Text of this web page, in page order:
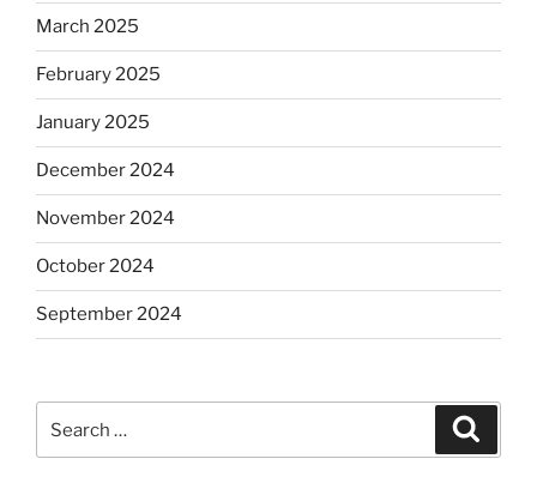
March 2025
February 2025
January 2025
December 2024
November 2024
October 2024
September 2024
for: